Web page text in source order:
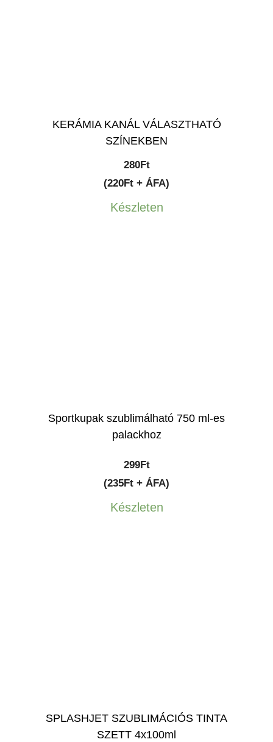
KERÁMIA KANÁL VÁLASZTHATÓ
SZÍNEKBEN
280Ft
(220Ft + ÁFA)
Készleten
Sportkupak szublimálható 750 ml-es
palackhoz
299Ft
(235Ft + ÁFA)
Készleten
SPLASHJET SZUBLIMÁCIÓS TINTA
SZETT 4x100ml